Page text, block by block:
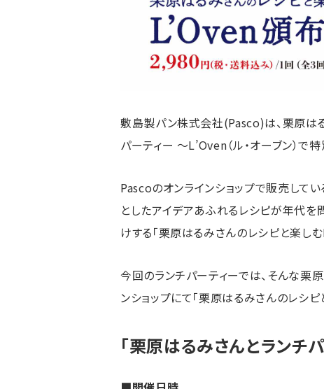
敷島製パン株式会社(Pasco)は、栗原は
パーティー 〜L’Oven（ル・オーブン）で
Pascoのオンラインショップで販売してい
としたアイデアあふれるレシピが年代
けする「栗原はるみさんのレシピと楽し
今回のランチパーティーでは、そんな栗
ンショップにて「栗原はるみさんのレシ
「栗原はるみさんとランチ